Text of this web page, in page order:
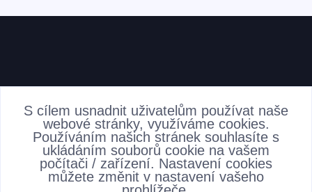
AKTUALITY
S cílem usnadnit uživatelům používat naše
webové stránky, využíváme cookies.
Používáním našich stránek souhlasíte s
ukládáním souborů cookie na vašem
počítači / zařízení. Nastavení cookies
můžete změnit v nastavení vašeho